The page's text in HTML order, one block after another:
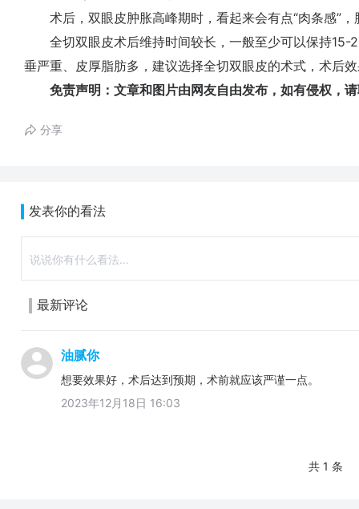
术后，双眼皮肿胀高峰期时，看起来会有点“肉条感”，
全切双眼皮术后维持时间较长，一般至少可以保持15-
垂严重、皮厚脂肪多，建议选择全切双眼皮的术式，术后
免责声明：文章和图片由网友自由发布，如有侵权，请
分享
发表你的看法
最新评论
油腻你
想要效果好，术后达到预期，术前就应该严谨一点。
2023年12月18日 16:03
共 1 条